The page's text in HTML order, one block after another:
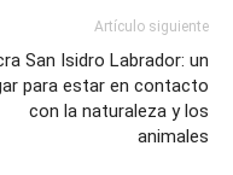
Artículo siguiente
San Isidro Labrador: un
para estar en contacto
con la naturaleza y los
animales